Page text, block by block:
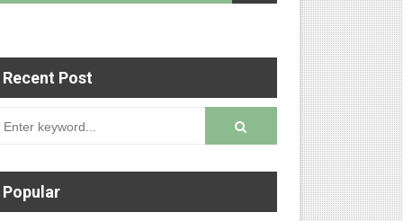
மின்னல் கல்விச் செய்தி
Recent Post
Popular